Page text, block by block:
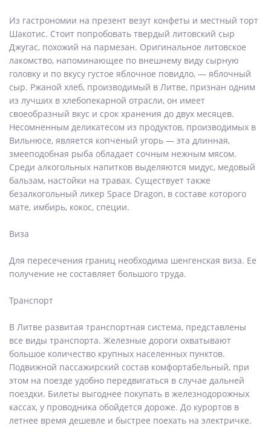
Из гастрономии на презент везут конфеты и местный торт
Шакотис. Стоит попробовать твердый литовский сыр
Джугас, похожий на пармезан. Оригинальное литовское
лакомство, напоминающее по внешнему виду сырную
головку и по вкусу густое яблочное повидло, — яблочный
сыр. Ржаной хлеб, производимый в Литве, признан одним
из лучших в хлебопекарной отрасли, он имеет
своеобразный вкус и срок хранения до двух месяцев.
Несомненным деликатесом из продуктов, производимых в
Вильнюсе, является копченый угорь — эта длинная,
змееподобная рыба обладает сочным нежным мясом.
Среди алкогольных напитков выделяются мидус, медовый
бальзам, настойки на травах. Существует также
безалкогольный ликер Space Dragon, в составе которого
мате, имбирь, кокос, специи.
Виза
Для пересечения границ необходима шенгенская виза. Ее
получение не составляет большого труда.
Транспорт
В Литве развитая транспортная система, представлены
все виды транспорта. Железные дороги охватывают
большое количество крупных населенных пунктов.
Подвижной пассажирский состав комфортабельный, при
этом на поезде удобно передвигаться в случае дальней
поездки. Билеты выгоднее покупать в железнодорожных
кассах, у проводника обойдется дороже. До курортов в
летнее время дешевле и быстрее поехать на электричке.